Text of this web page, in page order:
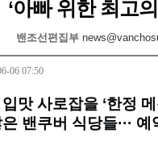
‘아빠 위한 최고
밴조선편집부
06 07:50
맛 사로잡을 ‘한정
밴쿠버 식당들···